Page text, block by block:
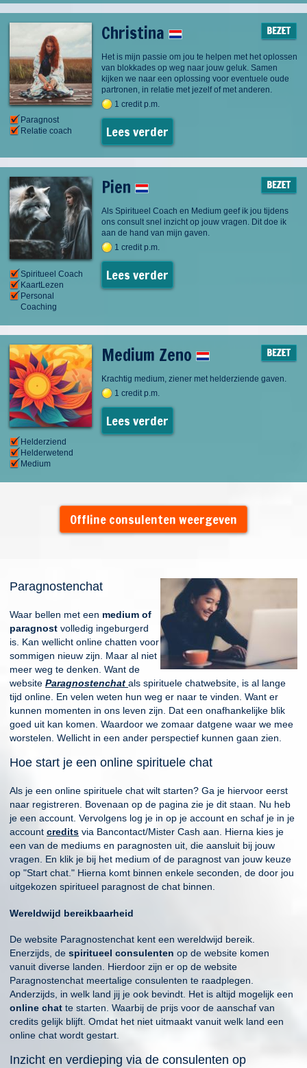
Paragnost
Relatie coach
Christina
Het is mijn passie om jou te helpen met het oplossen
van blokkades op weg naar jouw geluk. Samen
kijken we naar een oplossing voor eventuele oude
partronen, in relatie met jezelf of met anderen.
1 credit p.m.
Lees verder
Spiritueel Coach
KaartLezen
Personal
Coaching
Pien
Als Spiritueel Coach en Medium geef ik jou tijdens
ons consult snel inzicht op jouw vragen. Dit doe ik
aan de hand van mijn gaven.
1 credit p.m.
Lees verder
Helderziend
Helderwetend
Medium
Medium Zeno
Krachtig medium, ziener met helderziende gaven.
1 credit p.m.
Lees verder
Offline consulenten weergeven
Paragnostenchat
Waar bellen met een medium of
paragnost volledig ingeburgerd
is. Kan wellicht online chatten voor
sommigen nieuw zijn. Maar al niet
meer weg te denken. Want de
website Paragnostenchat als spirituele chatwebsite, is al lange
tijd online. En velen weten hun weg er naar te vinden. Want er
kunnen momenten in ons leven zijn. Dat een onafhankelijke blik
goed uit kan komen. Waardoor we zomaar datgene waar we mee
worstelen. Wellicht in een ander perspectief kunnen gaan zien.
Hoe start je een online spirituele chat
Als je een online spirituele chat wilt starten? Ga je hiervoor eerst
naar registreren. Bovenaan op de pagina zie je dit staan. Nu heb
je een account. Vervolgens log je in op je account en schaf je in je
account credits via Bancontact/Mister Cash aan. Hierna kies je
een van de mediums en paragnosten uit, die aansluit bij jouw
vragen. En klik je bij het medium of de paragnost van jouw keuze
op "Start chat." Hierna komt binnen enkele seconden, de door jou
uitgekozen spiritueel paragnost de chat binnen.
Wereldwijd bereikbaarheid
De website Paragnostenchat kent een wereldwijd bereik.
Enerzijds, de spiritueel consulenten op de website komen
vanuit diverse landen. Hierdoor zijn er op de website
Paragnostenchat meertalige consulenten te raadplegen.
Anderzijds, in welk land jij je ook bevindt. Het is altijd mogelijk een
online chat te starten. Waarbij de prijs voor de aanschaf van
credits gelijk blijft. Omdat het niet uitmaakt vanuit welk land een
online chat wordt gestart.
Inzicht en verdieping via de consulenten op